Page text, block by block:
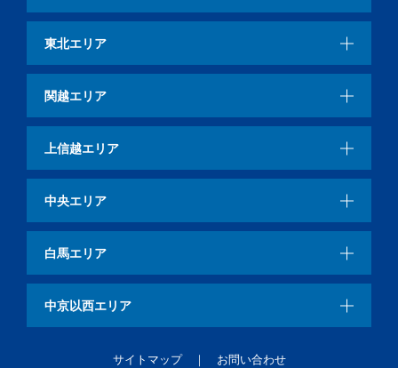
東北エリア
関越エリア
上信越エリア
中央エリア
白馬エリア
中京以西エリア
サイトマップ お問い合わせ